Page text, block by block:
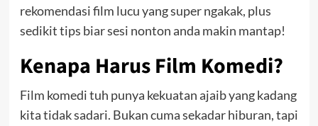
rekomendasi film lucu yang super ngakak, plus
sedikit tips biar sesi nonton anda makin mantap!
Kenapa Harus Film Komedi?
Film komedi tuh punya kekuatan ajaib yang kadang
kita tidak sadari. Bukan cuma sekadar hiburan, tapi